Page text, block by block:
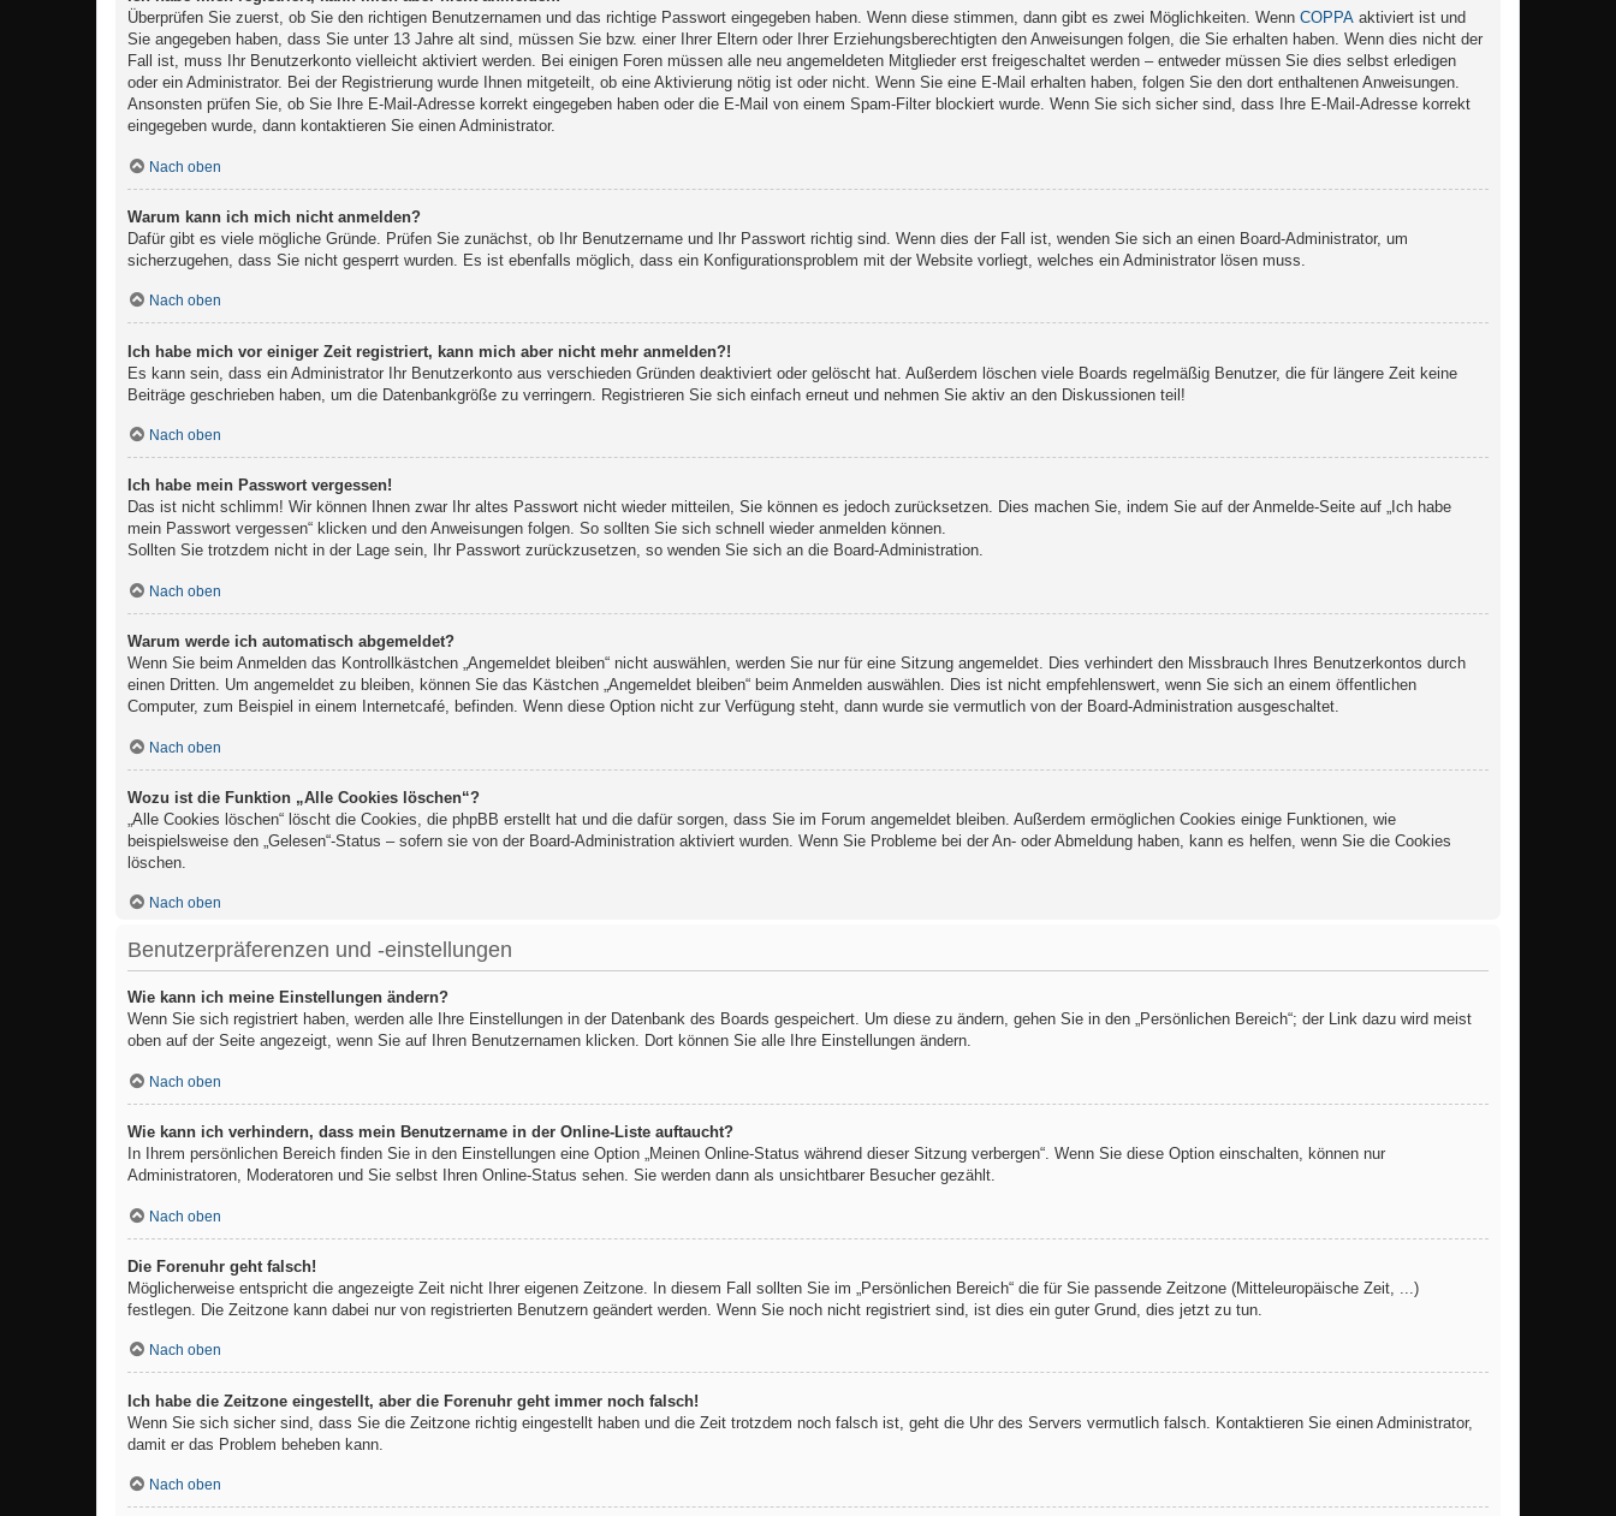
Überprüfen Sie zuerst, ob Sie den richtigen Benutzernamen und das richtige Passwort eingegeben haben. Wenn diese stimmen, dann gibt es zwei Möglichkeiten. Wenn COPPA aktiviert ist und
Sie angegeben haben, dass Sie unter 13 Jahre alt sind, müssen Sie bzw. einer Ihrer Eltern oder Ihrer Erziehungsberechtigten den Anweisungen folgen, die Sie erhalten haben. Wenn dies nicht der
Fall ist, muss Ihr Benutzerkonto vielleicht aktiviert werden. Bei einigen Foren müssen alle neu angemeldeten Mitglieder erst freigeschaltet werden – entweder müssen Sie dies selbst erledigen
oder ein Administrator. Bei der Registrierung wurde Ihnen mitgeteilt, ob eine Aktivierung nötig ist oder nicht. Wenn Sie eine E-Mail erhalten haben, folgen Sie den dort enthaltenen Anweisungen.
Ansonsten prüfen Sie, ob Sie Ihre E-Mail-Adresse korrekt eingegeben haben oder die E-Mail von einem Spam-Filter blockiert wurde. Wenn Sie sich sicher sind, dass Ihre E-Mail-Adresse korrekt
eingegeben wurde, dann kontaktieren Sie einen Administrator.
Nach oben
Warum kann ich mich nicht anmelden?
Dafür gibt es viele mögliche Gründe. Prüfen Sie zunächst, ob Ihr Benutzername und Ihr Passwort richtig sind. Wenn dies der Fall ist, wenden Sie sich an einen Board-Administrator, um
sicherzugehen, dass Sie nicht gesperrt wurden. Es ist ebenfalls möglich, dass ein Konfigurationsproblem mit der Website vorliegt, welches ein Administrator lösen muss.
Nach oben
Ich habe mich vor einiger Zeit registriert, kann mich aber nicht mehr anmelden?!
Es kann sein, dass ein Administrator Ihr Benutzerkonto aus verschieden Gründen deaktiviert oder gelöscht hat. Außerdem löschen viele Boards regelmäßig Benutzer, die für längere Zeit keine
Beiträge geschrieben haben, um die Datenbankgröße zu verringern. Registrieren Sie sich einfach erneut und nehmen Sie aktiv an den Diskussionen teil!
Nach oben
Ich habe mein Passwort vergessen!
Das ist nicht schlimm! Wir können Ihnen zwar Ihr altes Passwort nicht wieder mitteilen, Sie können es jedoch zurücksetzen. Dies machen Sie, indem Sie auf der Anmelde-Seite auf „Ich habe
mein Passwort vergessen“ klicken und den Anweisungen folgen. So sollten Sie sich schnell wieder anmelden können.
Sollten Sie trotzdem nicht in der Lage sein, Ihr Passwort zurückzusetzen, so wenden Sie sich an die Board-Administration.
Nach oben
Warum werde ich automatisch abgemeldet?
Wenn Sie beim Anmelden das Kontrollkästchen „Angemeldet bleiben“ nicht auswählen, werden Sie nur für eine Sitzung angemeldet. Dies verhindert den Missbrauch Ihres Benutzerkontos durch
einen Dritten. Um angemeldet zu bleiben, können Sie das Kästchen „Angemeldet bleiben“ beim Anmelden auswählen. Dies ist nicht empfehlenswert, wenn Sie sich an einem öffentlichen
Computer, zum Beispiel in einem Internetcafé, befinden. Wenn diese Option nicht zur Verfügung steht, dann wurde sie vermutlich von der Board-Administration ausgeschaltet.
Nach oben
Wozu ist die Funktion „Alle Cookies löschen“?
„Alle Cookies löschen“ löscht die Cookies, die phpBB erstellt hat und die dafür sorgen, dass Sie im Forum angemeldet bleiben. Außerdem ermöglichen Cookies einige Funktionen, wie
beispielsweise den „Gelesen“-Status – sofern sie von der Board-Administration aktiviert wurden. Wenn Sie Probleme bei der An- oder Abmeldung haben, kann es helfen, wenn Sie die Cookies
löschen.
Nach oben
Benutzerpräferenzen und -einstellungen
Wie kann ich meine Einstellungen ändern?
Wenn Sie sich registriert haben, werden alle Ihre Einstellungen in der Datenbank des Boards gespeichert. Um diese zu ändern, gehen Sie in den „Persönlichen Bereich“; der Link dazu wird meist
oben auf der Seite angezeigt, wenn Sie auf Ihren Benutzernamen klicken. Dort können Sie alle Ihre Einstellungen ändern.
Nach oben
Wie kann ich verhindern, dass mein Benutzername in der Online-Liste auftaucht?
In Ihrem persönlichen Bereich finden Sie in den Einstellungen eine Option „Meinen Online-Status während dieser Sitzung verbergen“. Wenn Sie diese Option einschalten, können nur
Administratoren, Moderatoren und Sie selbst Ihren Online-Status sehen. Sie werden dann als unsichtbarer Besucher gezählt.
Nach oben
Die Forenuhr geht falsch!
Möglicherweise entspricht die angezeigte Zeit nicht Ihrer eigenen Zeitzone. In diesem Fall sollten Sie im „Persönlichen Bereich“ die für Sie passende Zeitzone (Mitteleuropäische Zeit, ...)
festlegen. Die Zeitzone kann dabei nur von registrierten Benutzern geändert werden. Wenn Sie noch nicht registriert sind, ist dies ein guter Grund, dies jetzt zu tun.
Nach oben
Ich habe die Zeitzone eingestellt, aber die Forenuhr geht immer noch falsch!
Wenn Sie sich sicher sind, dass Sie die Zeitzone richtig eingestellt haben und die Zeit trotzdem noch falsch ist, geht die Uhr des Servers vermutlich falsch. Kontaktieren Sie einen Administrator,
damit er das Problem beheben kann.
Nach oben